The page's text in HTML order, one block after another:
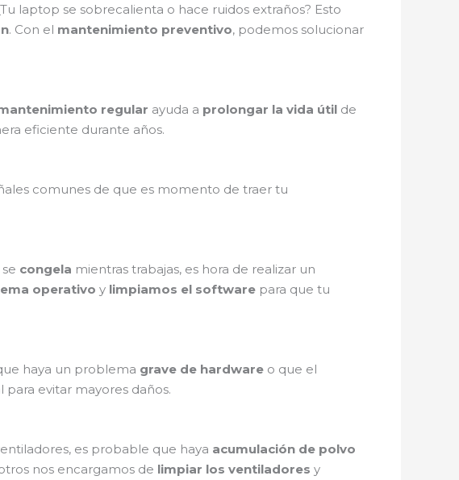
laptop se sobrecalienta o hace ruidos extraños? Esto
. Con el mantenimiento preventivo, podemos solucionar
regular ayuda a prolongar la vida útil de
eficiente durante años.
comunes de que es momento de traer tu
congela mientras trabajas, es hora de realizar un
operativo y limpiamos el software para que tu
haya un problema grave de hardware o que el
para evitar mayores daños.
es probable que haya acumulación de polvo
nos encargamos de limpiar los ventiladores y